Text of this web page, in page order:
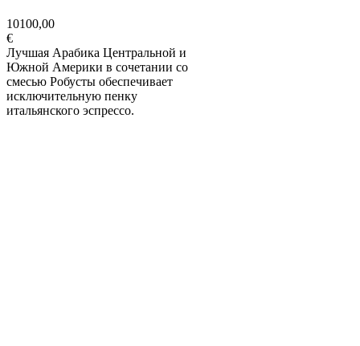
10100,00
€
Лучшая Арабика Центральной и
Южной Америки в сочетании со
смесью Робусты обеспечивает
исключительную пенку
итальянского эспрессо.